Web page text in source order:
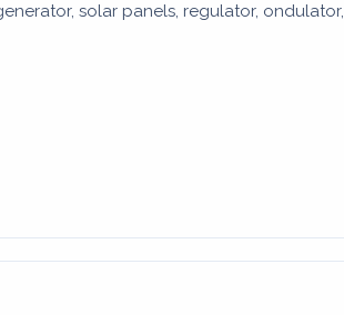
solar panels, regulator, ondulator,